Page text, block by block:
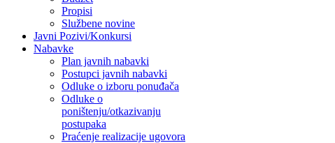
Propisi
Službene novine
Javni Pozivi/Konkursi
Nabavke
Plan javnih nabavki
Postupci javnih nabavki
Odluke o izboru ponuđača
Odluke o
poništenju/otkazivanju
postupaka
Praćenje realizacije ugovora